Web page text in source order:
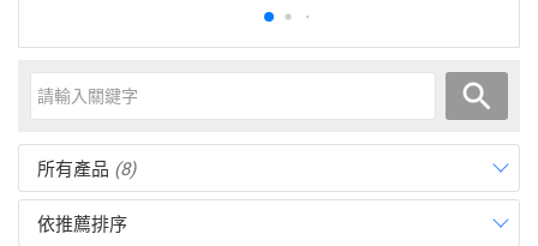
所有產品 (8)
依推薦排序